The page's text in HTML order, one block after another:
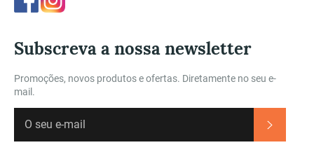
Subscreva a nossa newsletter
Promoções, novos produtos e ofertas. Diretamente no seu e-
mail.